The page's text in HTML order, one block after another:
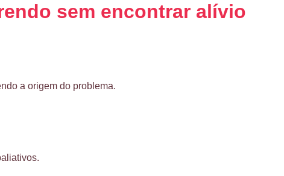
sem encontrar alívio
a origem do problema.